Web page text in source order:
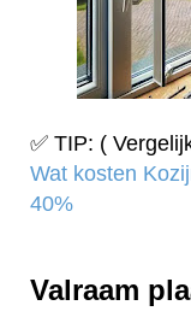
✅ TIP: (
Wat kosten
40%‎
Valraam